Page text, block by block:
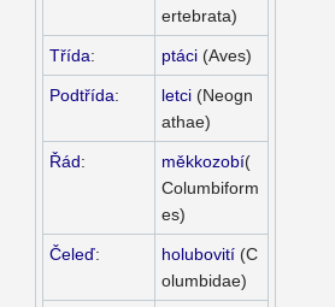
ertebrata)
Třída: ptáci(Aves)
Podtřída: letci(Neogn
athae)
Řád: měkkozobí(
Columbiform
es)
Čeleď: holubovití(C
olumbidae)